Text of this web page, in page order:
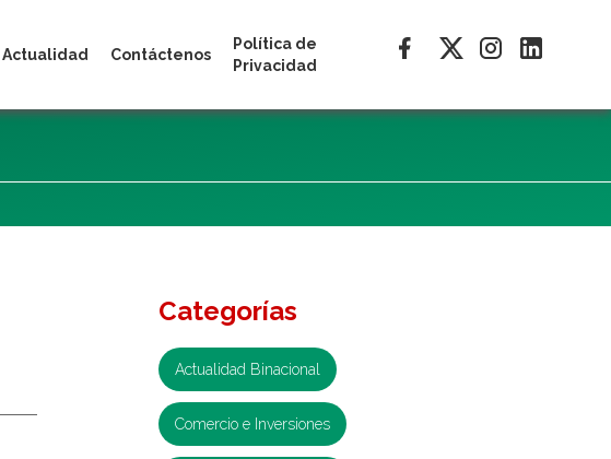
Actualidad Contáctenos
Política de
Privacidad
Categorías
Actualidad Binacional
Comercio e Inversiones